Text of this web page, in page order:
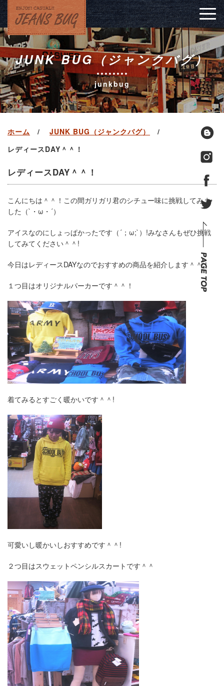
JUNK BUG（ジャンクバグ）
junkbug
ホーム
JUNK BUG（ジャンクバグ）
レディースDAY＾＾！
レディースDAY＾＾！
こんにちは＾＾！この間ガリガリ君のシチュー味に挑戦してみま
した（`・ω・´）
アイスなのにしょっぱかったです（´；ω;`）!みなさんもぜひ挑戦
してみてください＾＾!
今日はレディースDAYなのでおすすめの商品を紹介します＾＾！
１つ目はオリジナルパーカーです＾＾！
着てみるとすごく暖かいです＾＾!
可愛いし暖かいしおすすめです＾＾!
２つ目はスウェットペンシルスカートです＾＾